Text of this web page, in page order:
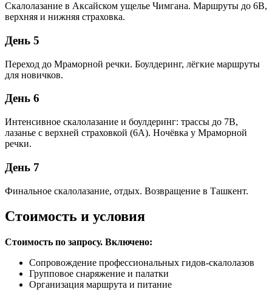
Скалолазание в Аксайском ущелье Чимгана. Маршруты до 6B,
верхняя и нижняя страховка.
День 5
Переход до Мраморной речки. Боулдеринг, лёгкие маршруты
для новичков.
День 6
Интенсивное скалолазание и боулдеринг: трассы до 7B,
лазанье с верхней страховкой (6А). Ночёвка у Мраморной
речки.
День 7
Финальное скалолазание, отдых. Возвращение в Ташкент.
Стоимость и условия
Стоимость по запросу. Включено:
Сопровождение профессиональных гидов-скалолазов
Групповое снаряжение и палатки
Организация маршрута и питание